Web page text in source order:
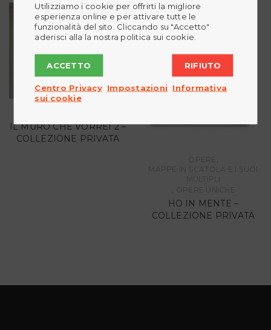
IL MURO CHE VORREI 2 –
COLLEZIONE PRIVATA
HO IN MENTE –
COLLEZIONE PRIVATA
Utilizziamo i cookie per offrirti la migliore
esperienza online e per attivare tutte le
funzionalità del sito. Cliccando su "Accetto"
aderisci alla la nostra politica sui cookie.
ACCETTO RIFIUTO
Centro Privacy Impostazioni
Informativa
sui cookie